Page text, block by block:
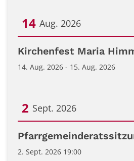
14 Aug. 2026
Datum: 14. August 2026
Kirchenfest Maria
14. Aug. 2026 - 15. Aug. 2026
2 Sept. 2026
Datum: 2. September 2026
2. Sept. 2026 19:00